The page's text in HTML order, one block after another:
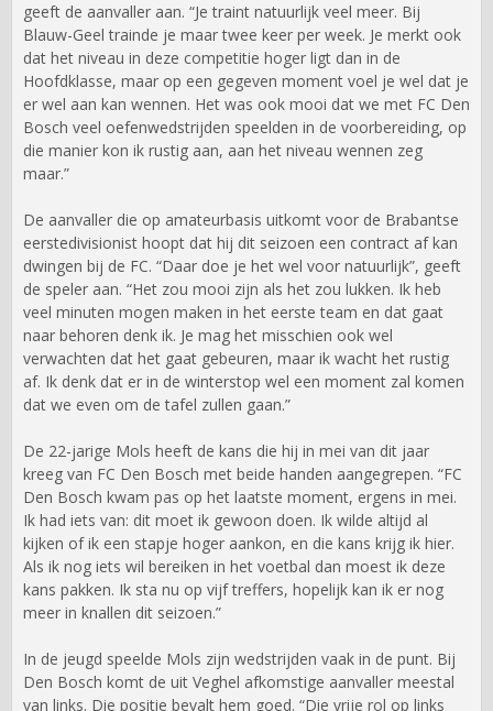
geeft de aanvaller aan. “Je traint natuurlijk veel meer. Bij
Blauw-Geel trainde je maar twee keer per week. Je merkt ook
dat het niveau in deze competitie hoger ligt dan in de
Hoofdklasse, maar op een gegeven moment voel je wel dat je
er wel aan kan wennen. Het was ook mooi dat we met FC Den
Bosch veel oefenwedstrijden speelden in de voorbereiding, op
die manier kon ik rustig aan, aan het niveau wennen zeg
maar.”
De aanvaller die op amateurbasis uitkomt voor de Brabantse
eerstedivisionist hoopt dat hij dit seizoen een contract af kan
dwingen bij de FC. “Daar doe je het wel voor natuurlijk”, geeft
de speler aan. “Het zou mooi zijn als het zou lukken. Ik heb
veel minuten mogen maken in het eerste team en dat gaat
naar behoren denk ik. Je mag het misschien ook wel
verwachten dat het gaat gebeuren, maar ik wacht het rustig
af. Ik denk dat er in de winterstop wel een moment zal komen
dat we even om de tafel zullen gaan.”
De 22-jarige Mols heeft de kans die hij in mei van dit jaar
kreeg van FC Den Bosch met beide handen aangegrepen. “FC
Den Bosch kwam pas op het laatste moment, ergens in mei.
Ik had iets van: dit moet ik gewoon doen. Ik wilde altijd al
kijken of ik een stapje hoger aankon, en die kans krijg ik hier.
Als ik nog iets wil bereiken in het voetbal dan moest ik deze
kans pakken. Ik sta nu op vijf treffers, hopelijk kan ik er nog
meer in knallen dit seizoen.”
In de jeugd speelde Mols zijn wedstrijden vaak in de punt. Bij
Den Bosch komt de uit Veghel afkomstige aanvaller meestal
van links. Die positie bevalt hem goed. “Die vrije rol op links